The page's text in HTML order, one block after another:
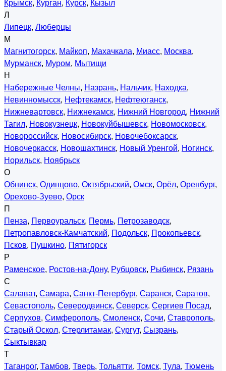
Крымск, Курган, Курск, Кызыл
Л
Липецк, Люберцы
М
Магнитогорск, Майкоп, Махачкала, Миасс, Москва,
Мурманск, Муром, Мытищи
Н
Набережные Челны, Назрань, Нальчик, Находка,
Невинномысск, Нефтекамск, Нефтеюганск,
Нижневартовск, Нижнекамск, Нижний Новгород, Нижний
Тагил, Новокузнецк, Новокуйбышевск, Новомосковск,
Новороссийск, Новосибирск, Новочебоксарск,
Новочеркасск, Новошахтинск, Новый Уренгой, Ногинск,
Норильск, Ноябрьск
О
Обнинск, Одинцово, Октябрьский, Омск, Орёл, Оренбург,
Орехово-Зуево, Орск
П
Пенза, Первоуральск, Пермь, Петрозаводск,
Петропавловск-Камчатский, Подольск, Прокопьевск,
Псков, Пушкино, Пятигорск
Р
Раменское, Ростов-на-Дону, Рубцовск, Рыбинск, Рязань
С
Салават, Самара, Санкт-Петербург, Саранск, Саратов,
Севастополь, Северодвинск, Северск, Сергиев Посад,
Серпухов, Симферополь, Смоленск, Сочи, Ставрополь,
Старый Оскол, Стерлитамак, Сургут, Сызрань,
Сыктывкар
Т
Таганрог, Тамбов, Тверь, Тольятти, Томск, Тула, Тюмень